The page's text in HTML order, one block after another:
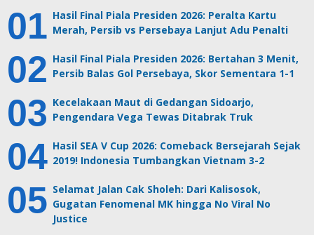
Hasil Final Piala Presiden 2026: Peralta Kartu
Merah, Persib vs Persebaya Lanjut Adu Penalti
Hasil Final Piala Presiden 2026: Bertahan 3 Menit,
Persib Balas Gol Persebaya, Skor Sementara 1-1
Kecelakaan Maut di Gedangan Sidoarjo,
Pengendara Vega Tewas Ditabrak Truk
Hasil SEA V Cup 2026: Comeback Bersejarah Sejak
2019! Indonesia Tumbangkan Vietnam 3-2
Selamat Jalan Cak Sholeh: Dari Kalisosok,
Gugatan Fenomenal MK hingga No Viral No
Justice